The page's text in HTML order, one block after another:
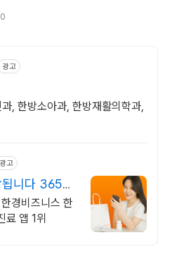
광고
, 한방소아과, 한방재활의학과,
광고
니다 365일
경비즈니스 한
료 앱 1위